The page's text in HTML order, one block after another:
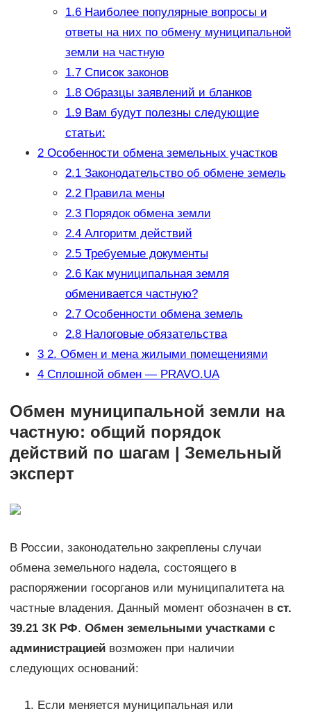
1.6Наиболее популярные вопросы и
ответы на них по обмену муниципальной
земли на частную
1.7Список законов
1.8Образцы заявлений и бланков
1.9Вам будут полезны следующие
статьи:
2Особенности обмена земельных участков
2.1Законодательство об обмене земель
2.2Правила мены
2.3Порядок обмена земли
2.4Алгоритм действий
2.5Требуемые документы
2.6Как муниципальная земля
обменивается частную?
2.7Особенности обмена земель
2.8Налоговые обязательства
32. Обмен и мена жилыми помещениями
4Сплошной обмен — PRAVO.UA
Обмен муниципальной земли на
частную: общий порядок
действий по шагам | Земельный
эксперт
В России, законодательно закреплены случаи
обмена земельного надела, состоящего в
распоряжении госорганов или муниципалитета на
частные владения. Данный момент обозначен в ст.
39.21 ЗК РФ. Обмен земельными участками с
администрациейвозможен при наличии
следующих оснований:
Если меняется муниципальная или